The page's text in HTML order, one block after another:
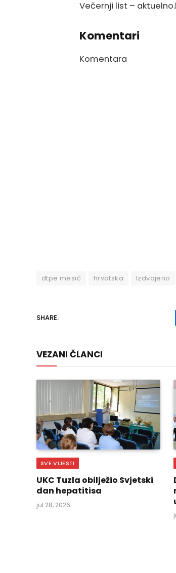
Večernji list –
Komentari
Komentara
dtpe mesić hrvatska Izdvojeno
SHARE.
VEZANI ČLANCI
SVE VIJESTI
UKC Tuzla obilježio Svjetski
dan hepatitisa
jul 28, 2026